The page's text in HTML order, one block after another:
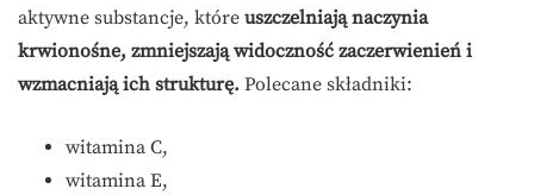
aktywne substancje, które uszczelniają naczynia
krwionośne, zmniejszają widoczność zaczerwienień i
wzmacniają ich strukturę. Polecane składniki:
witamina C,
witamina E,